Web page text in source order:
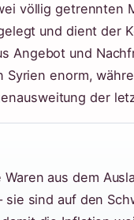
völlig getrennten
und dient der
Angebot und
enorm,
der
aus dem
sie sind auf den